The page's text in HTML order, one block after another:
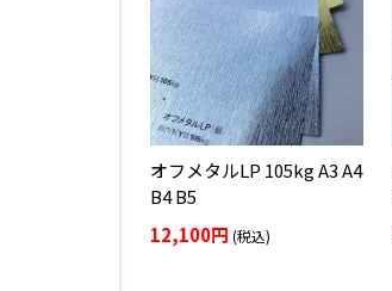
オフメタルLP 105kg A3 A4
B4 B5
12,100円(税込)